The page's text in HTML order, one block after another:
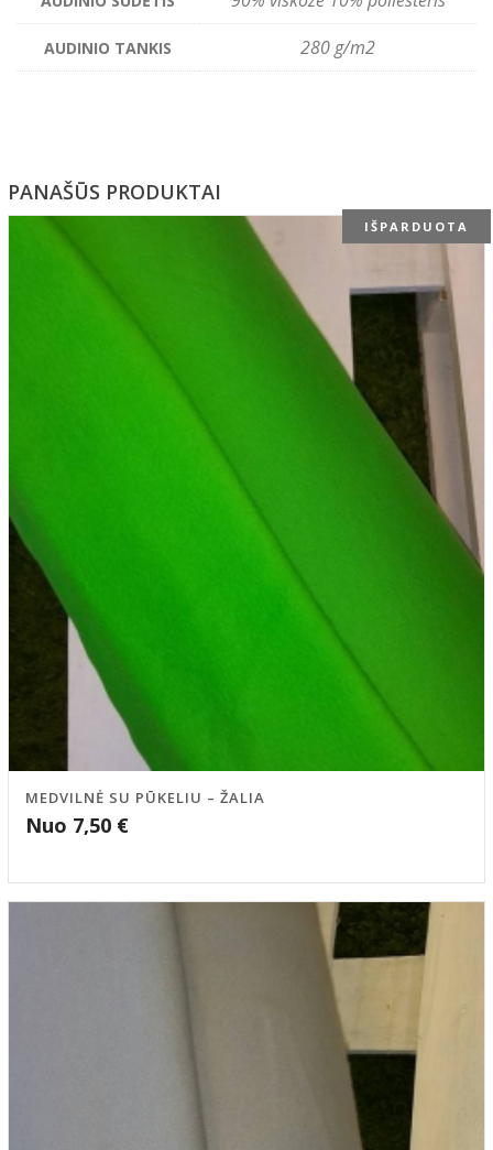
AUDINIO TANKIS 280 g/m2
PANAŠŪS PRODUKTAI
IŠPARDUOTA
MEDVILNĖ SU PŪKELIU – ŽALIA
Nuo 7,50 €